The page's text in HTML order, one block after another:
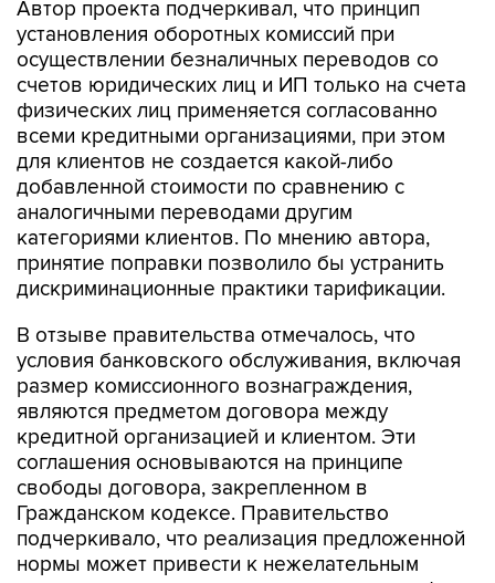
осуществлении безналичных переводов со
счетов юридических лиц и ИП только на счета
физических лиц применяется согласованно
всеми кредитными организациями, при этом
для клиентов не создается какой-либо
добавленной стоимости по сравнению с
аналогичными переводами другим
категориями клиентов. По мнению автора,
принятие поправки позволило бы устранить
дискриминационные практики тарификации.
В отзыве правительства отмечалось, что
размер комиссионного вознаграждения,
являются предметом договора между
кредитной организацией и клиентом. Эти
соглашения основываются на принципе
свободы договора, закрепленном в
Гражданском кодексе. Правительство
подчеркивало, что реализация предложенной
нормы может привести к нежелательным
последствиям, таким как повышение тарифов
на расчеты между юридическими лицами.